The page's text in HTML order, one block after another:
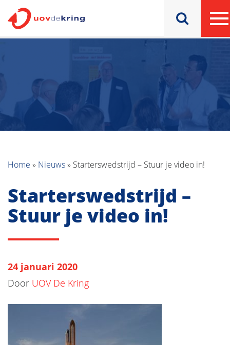
Home » Nieuws» Starterswedstrijd – Stuur je video in!
Starterswedstrijd –
Stuur je video in!
24 januari 2020
Door UOV De Kring